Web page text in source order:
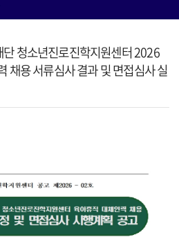
청소년진로진학지원센터 2026
채용 서류심사 결과 및 면접심사 실